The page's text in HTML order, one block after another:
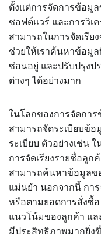
ตั้งแต่การจัดการข้อมู
ซอฟต์แวร์ และการวิเ
สามารถในการจัดเรี
ช่วยให้เราค้นหาข้อมู
ซ่อนอยู่ และปรับปรุงป
ต่างๆ ได้อย่างมาก
ในโลกของการจัดการ
สามารถจัดระเบียบข้อ
ระเบียบ ตัวอย่างเช่น
การจัดเรียงรายชื่อลู
สามารถค้นหาข้อมูลข
แม่นยำ นอกจากนี้ กา
หรือตามยอดการสั่งซื้
แนวโน้มของลูกค้า แล
มีประสิทธิภาพมากยิ่ง